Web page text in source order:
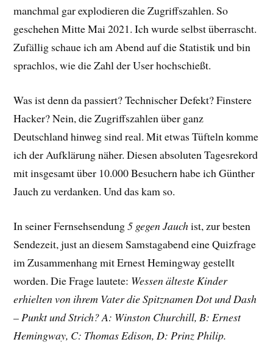
manchmal gar explodieren die Zugriffszahlen. So
geschehen Mitte Mai 2021. Ich wurde selbst überrascht.
Zufällig schaue ich am Abend auf die Statistik und bin
sprachlos, wie die Zahl der User hochschießt.
Was ist denn da passiert? Technischer Defekt? Finstere
Hacker? Nein, die Zugriffszahlen über ganz
Deutschland hinweg sind real. Mit etwas Tüfteln komme
ich der Aufklärung näher. Diesen absoluten Tagesrekord
mit insgesamt über 10.000 Besuchern habe ich Günther
Jauch zu verdanken. Und das kam so.
In seiner Fernsehsendung5 gegen Jauchist, zur besten
Sendezeit, just an diesem Samstagabend eine Quizfrage
im Zusammenhang mit Ernest Hemingway gestellt
worden. Die Frage lautete: Wessen älteste Kinder
erhielten von ihrem Vater die Spitznamen Dot und Dash
– Punkt und Strich? A: Winston Churchill, B: Ernest
Hemingway, C: Thomas Edison, D: Prinz Philip.